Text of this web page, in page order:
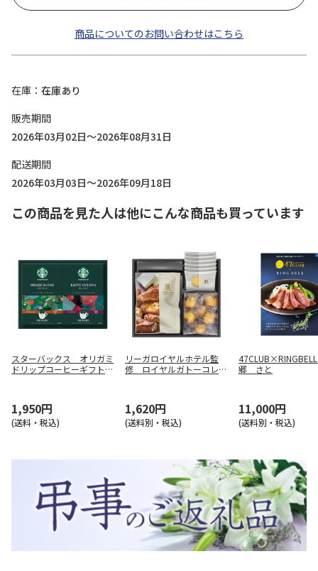
商品についてのお問い合わせはこちら
在庫
在庫あり
販売期間
2026年03月02日～2026年08月31日
配送期間
2026年03月03日～2026年09月18日
この商品を見た人は他にこんな商品も買っています
スターバックス オリガミ
ドリップコーヒーギフトＢ
1,950円
(送料・税込)
リーガロイヤルホテル監
修 ロイヤルガトーコレク
1,620円
(送料別・税込)
郷 さと
11,000円
(送料別・税込)